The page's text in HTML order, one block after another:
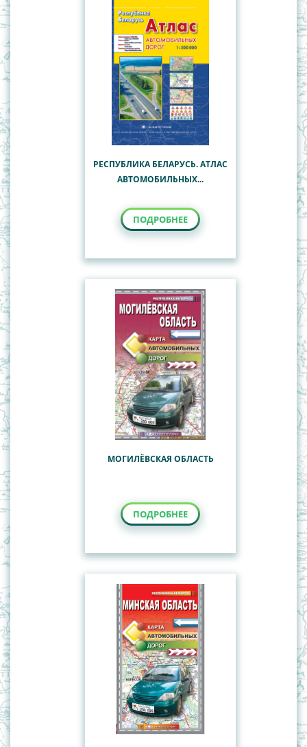
РЕСПУБЛИКА БЕЛАРУСЬ. АТЛАС
АВТОМОБИЛЬНЫХ...
ПОДРОБНЕЕ
МОГИЛЁВСКАЯ ОБЛАСТЬ
ПОДРОБНЕЕ